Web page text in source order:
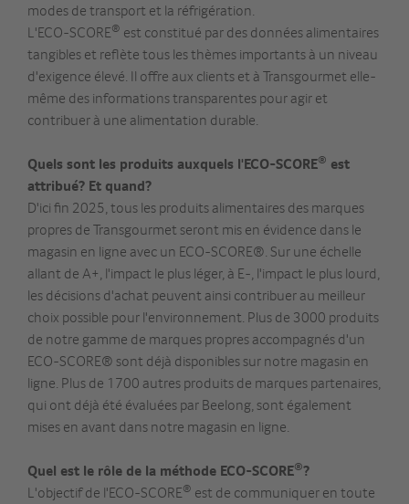
modes de transport et la réfrigération.
L'ECO-SCORE® est constitué par des données alimentaires
tangibles et reflète tous les thèmes importants à un niveau
d'exigence élevé. Il offre aux clients et à Transgourmet elle-
même des informations transparentes pour agir et
contribuer à une alimentation durable.
Quels sont les produits auxquels l'ECO-SCORE® est
attribué? Et quand?
D'ici fin 2025, tous les produits alimentaires des marques
propres de Transgourmet seront mis en évidence dans le
magasin en ligne avec un ECO-SCORE®. Sur une échelle
allant de A+, l'impact le plus léger, à E-, l'impact le plus lourd,
les décisions d'achat peuvent ainsi contribuer au meilleur
choix possible pour l'environnement. Plus de 3000 produits
de notre gamme de marques propres accompagnés d'un
ECO-SCORE® sont déjà disponibles sur notre magasin en
ligne. Plus de 1700 autres produits de marques partenaires,
qui ont déjà été évaluées par Beelong, sont également
mises en avant dans notre magasin en ligne.
Quel est le rôle de la méthode ECO-SCORE®?
L'objectif de l'ECO-SCORE® est de communiquer en toute